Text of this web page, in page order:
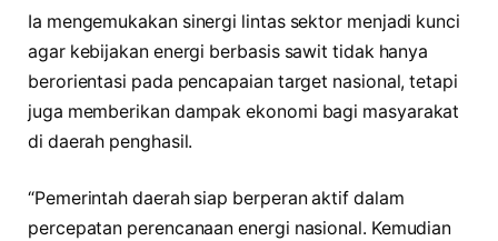
Ia mengemukakan sinergi lintas sektor menjadi kunci
agar kebijakan energi berbasis sawit tidak hanya
berorientasi pada pencapaian target nasional, tetapi
juga memberikan dampak ekonomi bagi masyarakat
di daerah penghasil.
“Pemerintah daerah siap berperan aktif dalam
percepatan perencanaan energi nasional. Kemudian